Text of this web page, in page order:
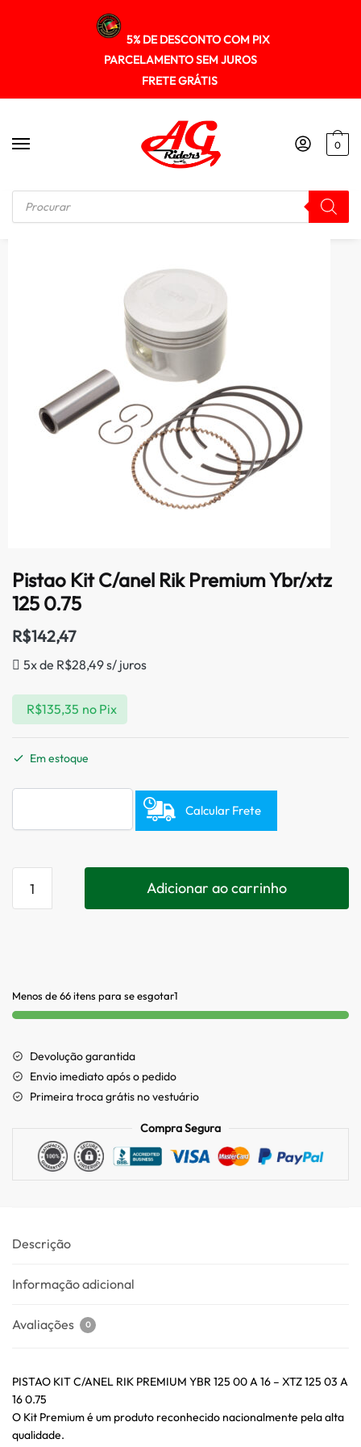
5% DE DESCONTO COM PIX
PARCELAMENTO SEM JUROS
FRETE GRÁTIS
0
Início / MOTOR
Pistao Kit C/anel Rik Premium Ybr/xtz
125 0.75
R$142,47
5x de R$28,49s/ juros
R$135,35 no Pix
Em estoque
Calcular Frete
Adicionar ao carrinho
Menos de 66 itens para se esgotar1
Devolução garantida
Envio imediato após o pedido
Primeira troca grátis no vestuário
Compra Segura
Descrição
Informação adicional
Avaliações 0
PISTAO KIT C/ANEL RIK PREMIUM YBR 125 00 A 16 – XTZ 125 03 A
16 0.75
O Kit Premium é um produto reconhecido nacionalmente pela alta
qualidade.